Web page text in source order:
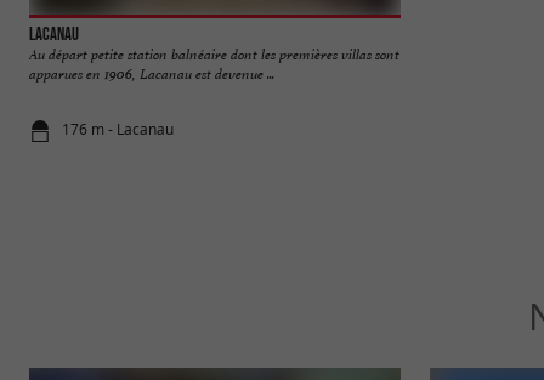
Lacanau
Au départ petite station balnéaire dont les premières villas sont
apparues en 1906, Lacanau est devenue ...
176 m - Lacanau